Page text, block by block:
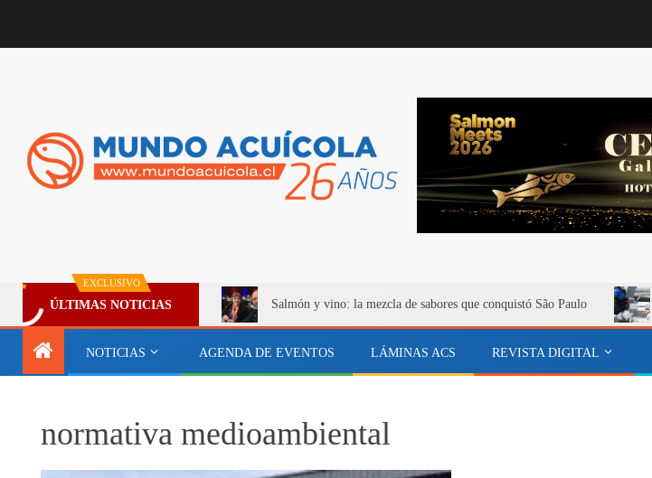
EXCLUSIVO
ÚLTIMAS NOTICIAS Salmón y vino: la mezcla de sabores que conquistó São Paulo
NOTICIAS AGENDA DE EVENTOS LÁMINAS ACS REVISTA DIGITAL
normativa medioambiental